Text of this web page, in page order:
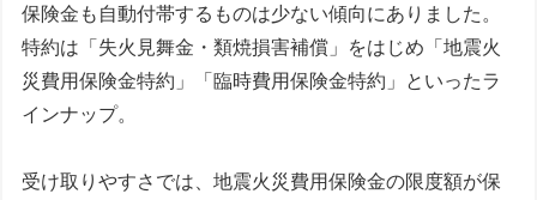
保険金も自動付帯するものは少ない傾向にありました。
特約は「失火見舞金・類焼損害補償」をはじめ「地震火
災費用保険金特約」「臨時費用保険金特約」といったラ
インナップ。
受け取りやすさでは、地震火災費用保険金の限度額が保